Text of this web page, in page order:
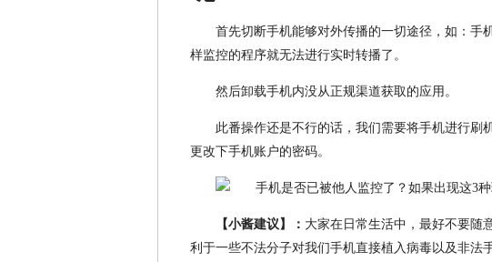
首先切断手机能够对外传播的一切途径，如：手
样监控的程序就无法进行实时转播了。
然后卸载手机内没从正规渠道获取的应用。
此番操作还是不行的话，我们需要将手机进行刷
更改下手机账户的密码。
【小酱建议】： 大家在日常生活中，最好不要随
利于一些不法分子对我们手机直接植入病毒以及非法